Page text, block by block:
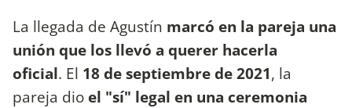
La llegada de Agustín marcó en la pareja una
unión que los llevó a querer hacerla
oficial. El 18 de septiembre de 2021, la
pareja dio el "sí" legal en una ceremonia